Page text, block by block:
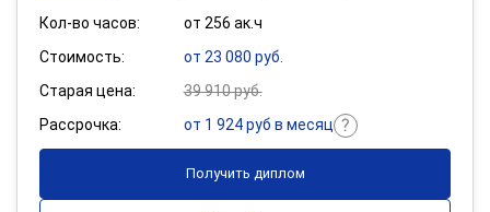
Кол-во часов:
от 256 ак.ч
Стоимость:
от 23 080 руб.
Старая цена:
39 910 руб.
Рассрочка:
от 1 924 руб в месяц
Получить диплом